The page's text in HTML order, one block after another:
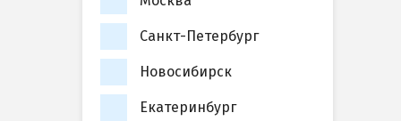
Санкт-Петербург
Новосибирск
Екатеринбург